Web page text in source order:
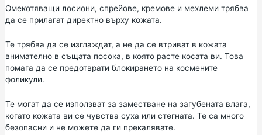
Омекотяващи лосиони, спрейове, кремове и мехлеми трябва
да се прилагат директно върху кожата.
Те трябва да се изглаждат, а не да се втриват в кожата
внимателно в същата посока, в която расте косата ви. Това
помага да се предотврати блокирането на космените
фоликули.
Те могат да се използват за заместване на загубената влага,
когато кожата ви се чувства суха или стегната. Те са много
безопасни и не можете да ги прекалявате.